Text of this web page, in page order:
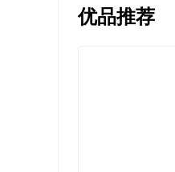
优品推荐